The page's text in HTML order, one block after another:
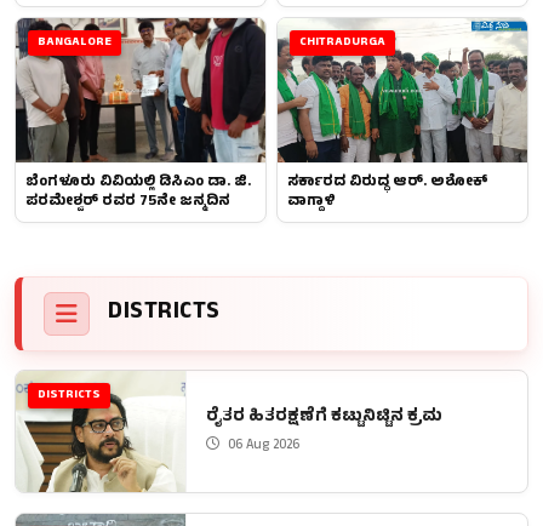
BANGALORE
ಬೆಂಗಳೂರು ವಿವಿಯಲ್ಲಿ ಡಿಸಿಎಂ ಡಾ. ಜಿ.
ಪರಮೇಶ್ವರ್ ರವರ 75ನೇ ಜನ್ಮದಿನ
CHITRADURGA
ಸರ್ಕಾರದ ವಿರುದ್ಧ ಆರ್. ಅಶೋಕ್
ವಾಗ್ದಾಳಿ
DISTRICTS
DISTRICTS
ರೈತರ ಹಿತರಕ್ಷಣೆಗೆ ಕಟ್ಟುನಿಟ್ಟಿನ ಕ್ರಮ
06 Aug 2026